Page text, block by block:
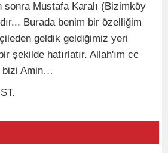
sonra Mustafa Karalı (Bizimköy
Burada benim bir özelliğim
geldik geldiğimiz yeri
şekilde hatırlatır. Allah'ım cc
bizi Amin…